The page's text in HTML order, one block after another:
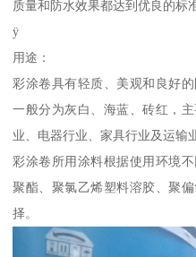
质量和防水效果都达到优良的标
ÿ
用途：
彩涂卷具有轻质、美观和良好
一般分为灰白、海蓝、砖红，
业、电器行业、家具行业及运输
彩涂卷所用涂料根据使用环境
聚酯、聚氯乙烯塑料溶胶、聚
择。